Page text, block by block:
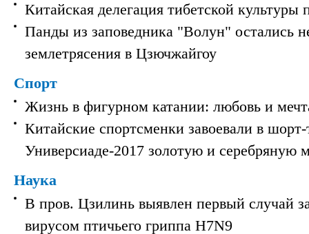
Китайская делегация тибетской культуры
Панды из заповедника "Волун" остались
землетрясения в Цзючжайгоу
Спорт
Жизнь в фигурном катании: любовь и
Китайские спортсменки завоевали в шорт-
Универсиаде-2017 золотую и серебряную
Наука
В пров. Цзилинь выявлен первый случай
вирусом птичьего гриппа H7N9